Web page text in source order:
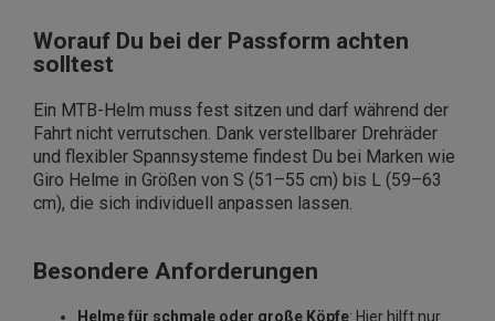
Worauf Du bei der Passform achten
solltest
Ein MTB-Helm muss fest sitzen und darf während der
Fahrt nicht verrutschen. Dank verstellbarer Drehräder
und flexibler Spannsysteme findest Du bei Marken wie
Giro Helme in Größen von S (51–55 cm) bis L (59–63
cm), die sich individuell anpassen lassen.
Besondere Anforderungen
Helme für schmale oder große Köpfe: Hier hilft nur